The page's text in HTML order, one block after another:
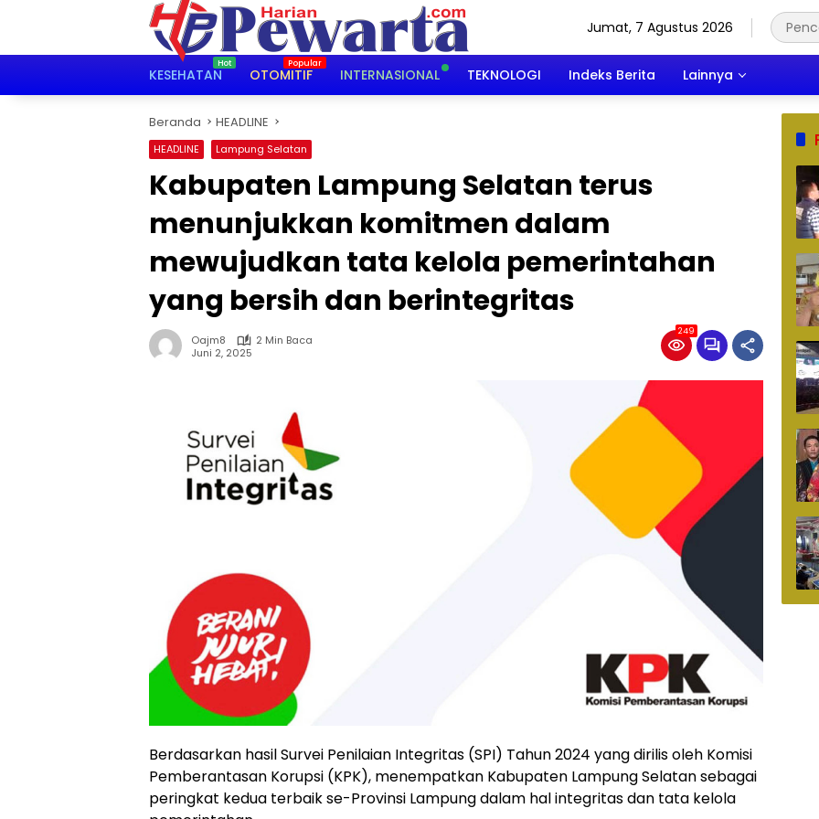
Jumat, 7 Agustus 2026
KESEHATAN OTOMITIF INTERNASIONAL TEKNOLOGI Indeks Berita Lainnya
Beranda HEADLINE
HEADLINE Lampung Selatan
Kabupaten Lampung Selatan terus
menunjukkan komitmen dalam
mewujudkan tata kelola pemerintahan
yang bersih dan berintegritas
Oajm8
2 Min Baca
Juni 2, 2025
249
Berdasarkan hasil Survei Penilaian Integritas (SPI) Tahun 2024 yang dirilis oleh Komisi
Pemberantasan Korupsi (KPK), menempatkan Kabupaten Lampung Selatan sebagai
peringkat kedua terbaik se-Provinsi Lampung dalam hal integritas dan tata kelola